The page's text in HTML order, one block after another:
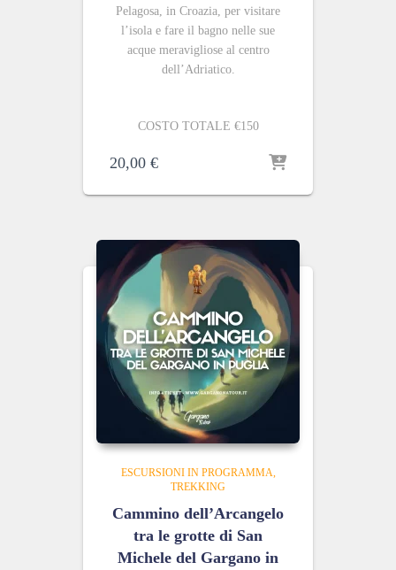
Pelagosa, in Croazia, per visitare
l’isola e fare il bagno nelle sue
acque meravigliose al centro
dell’Adriatico.
COSTO TOTALE €150
20,00 €
ESCURSIONI IN PROGRAMMA
TREKKING
Cammino dell’Arcangelo
tra le grotte di San
Michele del Gargano in